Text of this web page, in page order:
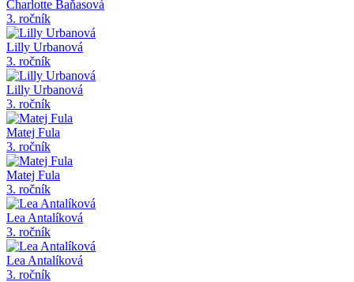
Charlotte Baňasová
3. ročník
Lilly Urbanová
3. ročník
Lilly Urbanová
3. ročník
Matej Fula
3. ročník
Matej Fula
3. ročník
Lea Antalíková
3. ročník
Lea Antalíková
3. ročník